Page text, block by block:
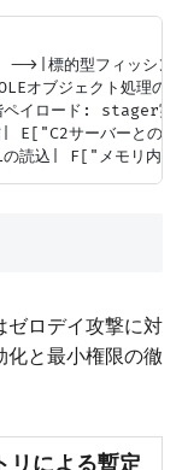
>|標的型フィッシ
ブジェクト処理の
イロード: stager実
E["C2サーバーとの通
ゼロデイ攻撃に対
化と最小権限の徹
リによる暫定